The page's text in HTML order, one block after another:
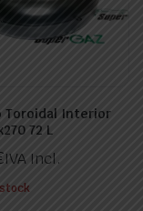
Toroidal Interior
72 L
IVA Incl.